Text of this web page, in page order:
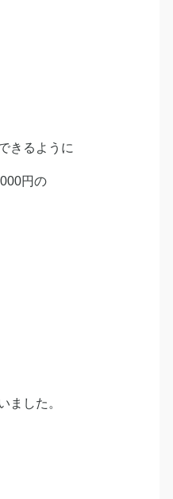
きるように
円の
ました。